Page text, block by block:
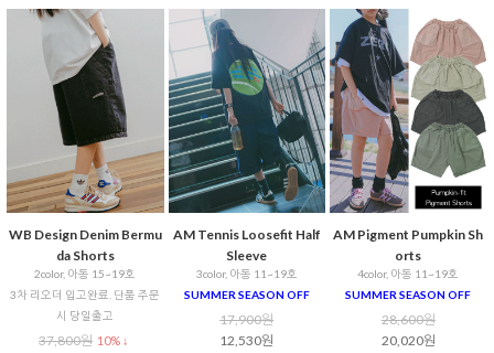
WB Design Denim Bermu
da Shorts
2color, 아동 15~19호
3차 리오더 입고완료. 단품 주문
시 당일출고
37,800원 10% ↓
AM Tennis Loosefit Half
Sleeve
3color, 아동 11~19호
SUMMER SEASON OFF
17,900원
12,530원
AM Pigment Pumpkin Sh
orts
4color, 아동 11~19호
SUMMER SEASON OFF
28,600원
20,020원